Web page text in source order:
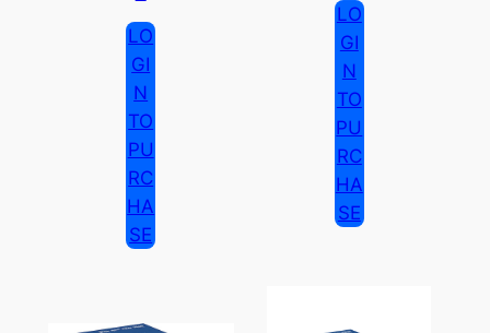
LO
GI
N
TO
PU
RC
HA
SE
LO
GI
N
TO
PU
RC
HA
SE